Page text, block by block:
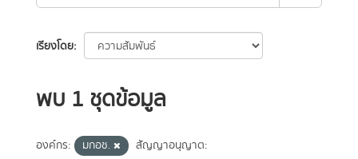
เรียงโดย
พบ 1 ชุดข้อมูล
องค์กร: มกอช.
สัญญาอนุญาต: